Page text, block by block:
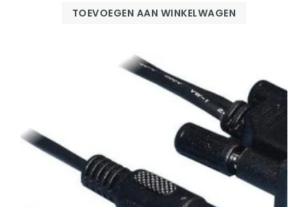
TOEVOEGEN AAN WINKELWAGEN